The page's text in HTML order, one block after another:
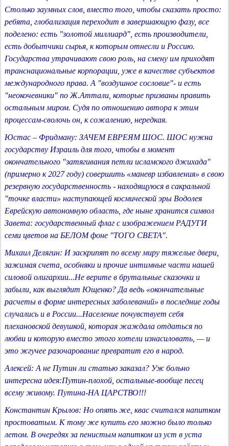
Столько заумных слов, вместо того, чтобы сказать просто:
ребята, глобализация переходит в завершающую фазу, все
поделено: есть "золотой миллиард", есть производители,
есть добытчики сырья, к которым отнесли и Россию.
Государства утрачивают свою роль, на смену им приходят
транснациональные корпорации, уже в качестве субъектов
международного права. А "воздушное сословие"- и есть
"неокочевники" по Ж.Аттали, которые призваны править
остальным миром. Судя по отношению автора к этим
процессам-сволочь он, к сожалению, нередкая.
Юстас – Фридману: ЗАЧЕМ ЕВРЕЯМ ШОС. ШОС нужна
государству Израиль для того, чтобы в момент
окончательного "затягивания петли исламского джихада"
(примерно к 2027 году) совершить «маневр избавления» в свою
резервную государственность - находящуюся в сакральной
"точке власти» наступающей космической эры Водолея
Еврейскую автономную область, где ныне хранится символ
Завета: государственный флаг с изображением РАДУГИ
семи цветов на БЕЛОМ фоне "ТОГО СВЕТА".
Михаил Делягин: И заскрипят по всему миру тяжелые двери,
зажимая счета, особняки и прочие интимные части нашей
силовой олигархии...Не верите в брутальные сказочки и
забыли, как выглядит Ющенко? Да ведь «окончательные
расчеты в форме интересных заболеваний» в последние годы
случались и в России...Население почувствует себя
плехановской девушкой, которая жаждала отдаться по
любви и которую вместо этого хотели изнасиловать, — и
это жгучее разочарование превратит его в народ.
Алексей: А не Путин ли статью заказал? Уж больно
интересна идея:Путин-плохой, остальные-вообще песец
всему живому. Путина-НА ЦАРСТВО!!!
Константин Крылов: Но опять же, квас считался напитком
простоватым. К тому же купить его можно было только
летом. В очередях за пенистым напитком из уст в уста